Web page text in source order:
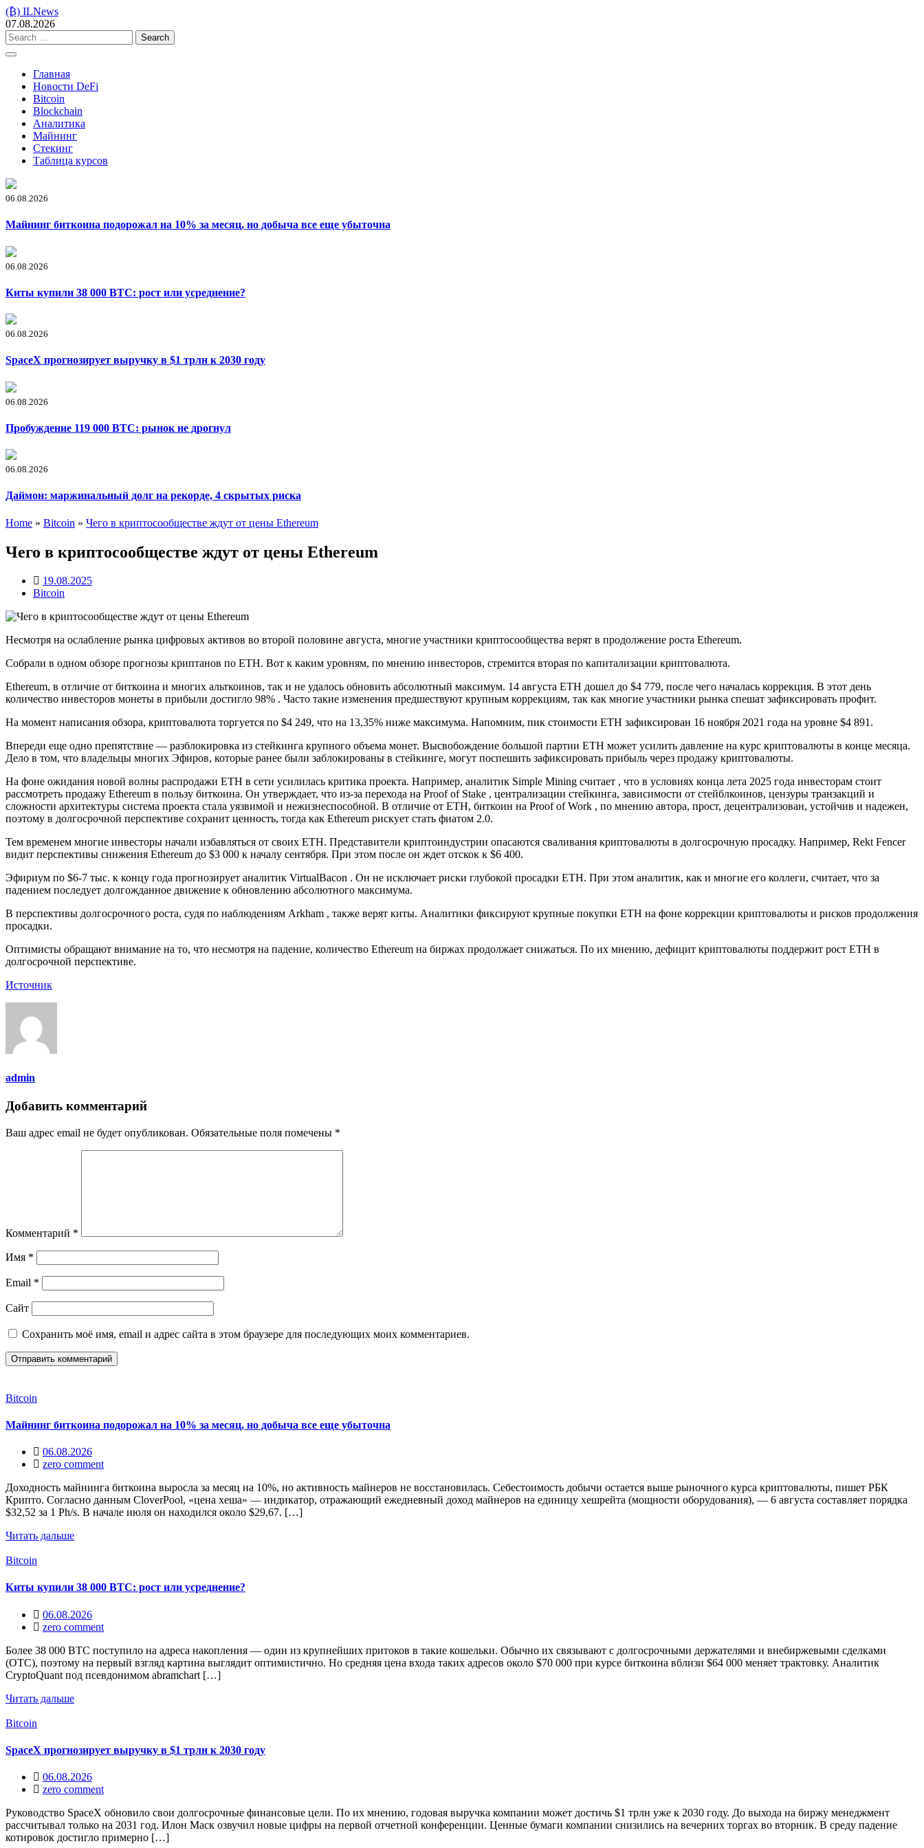
Skip
to
content
(₿) ILNews
07.08.2026
Search
for:
Главная
Новости DeFi
Bitcoin
Blockchain
Аналитика
Майнинг
Стекинг
Таблица курсов
06.08.2026
Майнинг биткоина подорожал на 10% за месяц, но добыча все еще убыточна
06.08.2026
Киты купили 38 000 BTC: рост или усреднение?
06.08.2026
SpaceX прогнозирует выручку в $1 трлн к 2030 году
06.08.2026
Пробуждение 119 000 BTC: рынок не дрогнул
06.08.2026
Даймон: маржинальный долг на рекорде, 4 скрытых риска
Home » Bitcoin » Чего в криптосообществе ждут от цены Ethereum
Чего в криптосообществе ждут от цены Ethereum
19.08.2025
Bitcoin
Несмотря на ослабление рынка цифровых активов во второй половине августа, многие участники криптосообщества верят в продолжение роста Ethereum.
Собрали в одном обзоре прогнозы криптанов по ETH. Вот к каким уровням, по мнению инвесторов, стремится вторая по капитализации криптовалюта.
Ethereum, в отличие от биткоина и многих альткоинов, так и не удалось обновить абсолютный максимум. 14 августа ETH дошел до $4 779, после чего началась коррекция. В этот день
количество инвесторов монеты в прибыли достигло 98% . Часто такие изменения предшествуют крупным коррекциям, так как многие участники рынка спешат зафиксировать профит.
На момент написания обзора, криптовалюта торгуется по $4 249, что на 13,35% ниже максимума. Напомним, пик стоимости ETH зафиксирован 16 ноября 2021 года на уровне $4 891.
Впереди еще одно препятствие — разблокировка из стейкинга крупного объема монет. Высвобождение большой партии ETH может усилить давление на курс криптовалюты в конце месяца.
Дело в том, что владельцы многих Эфиров, которые ранее были заблокированы в стейкинге, могут поспешить зафиксировать прибыль через продажу криптовалюты.
На фоне ожидания новой волны распродажи ETH в сети усилилась критика проекта. Например, аналитик Simple Mining считает , что в условиях конца лета 2025 года инвесторам стоит
рассмотреть продажу Ethereum в пользу биткоина. Он утверждает, что из-за перехода на Proof of Stake , централизации стейкинга, зависимости от стейблкоинов, цензуры транзакций и
сложности архитектуры система проекта стала уязвимой и нежизнеспособной. В отличие от ETH, биткоин на Proof of Work , по мнению автора, прост, децентрализован, устойчив и надежен,
поэтому в долгосрочной перспективе сохранит ценность, тогда как Ethereum рискует стать фиатом 2.0.
Тем временем многие инвесторы начали избавляться от своих ETH. Представители криптоиндустрии опасаются сваливания криптовалюты в долгосрочную просадку. Например, Rekt Fencer
видит перспективы снижения Ethereum до $3 000 к началу сентября. При этом после он ждет отскок к $6 400.
Эфириум по $6-7 тыс. к концу года прогнозирует аналитик VirtualBacon . Он не исключает риски глубокой просадки ETH. При этом аналитик, как и многие его коллеги, считает, что за
падением последует долгожданное движение к обновлению абсолютного максимума.
В перспективы долгосрочного роста, судя по наблюдениям Arkham , также верят киты. Аналитики фиксируют крупные покупки ETH на фоне коррекции криптовалюты и рисков продолжения
просадки.
Оптимисты обращают внимание на то, что несмотря на падение, количество Ethereum на биржах продолжает снижаться. По их мнению, дефицит криптовалюты поддержит рост ETH в
долгосрочной перспективе.
Источник
admin
Добавить комментарий
Ваш адрес email не будет опубликован. Обязательные поля помечены *
Комментарий *
Имя *
Email *
Сайт
Сохранить моё имя, email и адрес сайта в этом браузере для последующих моих комментариев.
Bitcoin
Майнинг биткоина подорожал на 10% за месяц, но добыча все еще убыточна
06.08.2026
zero comment
Доходность майнинга биткоина выросла за месяц на 10%, но активность майнеров не восстановилась. Себестоимость добычи остается выше рыночного курса криптовалюты, пишет РБК
Крипто. Согласно данным CloverPool, «цена хеша» — индикатор, отражающий ежедневный доход майнеров на единицу хешрейта (мощности оборудования), — 6 августа составляет порядка
$32,52 за 1 Ph/s. В начале июля он находился около $29,67. […]
Читать дальше
Bitcoin
Киты купили 38 000 BTC: рост или усреднение?
06.08.2026
zero comment
Более 38 000 BTC поступило на адреса накопления — один из крупнейших притоков в такие кошельки. Обычно их связывают с долгосрочными держателями и внебиржевыми сделками
(OTC), поэтому на первый взгляд картина выглядит оптимистично. Но средняя цена входа таких адресов около $70 000 при курсе биткоина вблизи $64 000 меняет трактовку. Аналитик
CryptoQuant под псевдонимом abramchart […]
Читать дальше
Bitcoin
SpaceX прогнозирует выручку в $1 трлн к 2030 году
06.08.2026
zero comment
Руководство SpaceX обновило свои долгосрочные финансовые цели. По их мнению, годовая выручка компании может достичь $1 трлн уже к 2030 году. До выхода на биржу менеджмент
рассчитывал только на 2031 год. Илон Маск озвучил новые цифры на первой отчетной конференции. Ценные бумаги компании снизились на вечерних торгах во вторник. В среду падение
котировок достигло примерно […]